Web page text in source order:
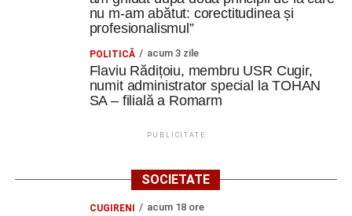
nu m-am abătut: corectitudinea și
profesionalismul”
POLITICĂ acum 3 zile
Flaviu Rădițoiu, membru USR Cugir,
numit administrator special la TOHAN
SA – filială a Romarm
PUBLICITATE
SOCIETATE
CUGIRENI acum 18 ore